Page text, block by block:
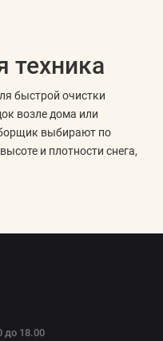
техника
быстрой очистки
возле дома или
выбирают по
и плотности снега,
понять, справится ли
снегом.
до 18.00